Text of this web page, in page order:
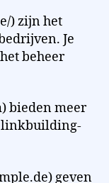
) zijn het
Je
beheer
bieden meer
linkbuilding-
geven